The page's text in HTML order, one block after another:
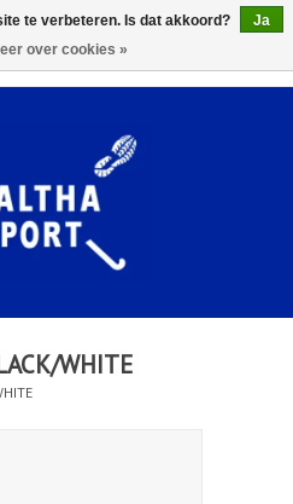
WHITE
te verbeteren. Is dat akkoord?
Ja
over cookies »